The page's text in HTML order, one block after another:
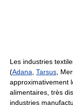
Les industries
(Adana Tarsus ,
approximativement
alimentaires, très
industries